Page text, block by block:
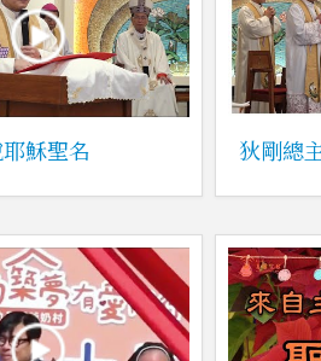
穌聖名 狄剛總